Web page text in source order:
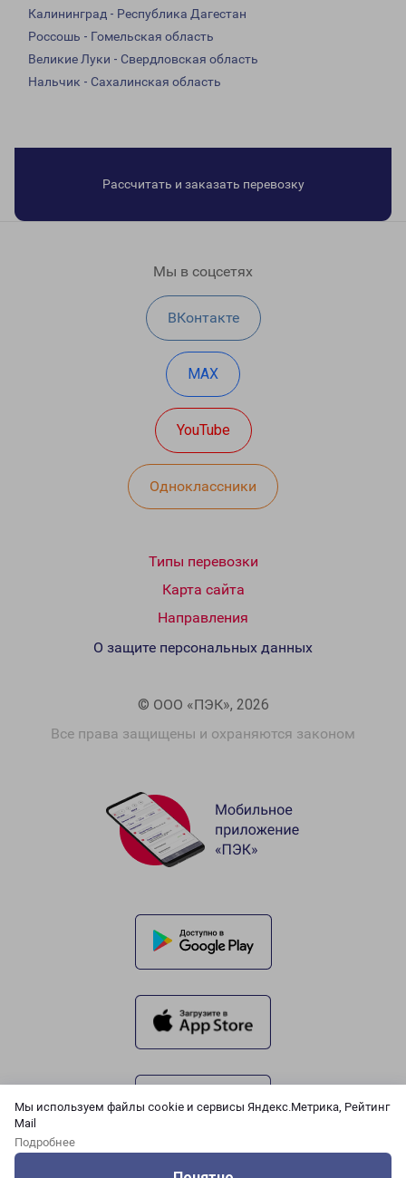
Мы используем файлы cookie и сервисы Яндекс.Метрика, Рейтинг
Mail
Подробнее
Калининград - Республика Дагестан
Россошь - Гомельская область
Великие Луки - Свердловская область
Нальчик - Сахалинская область
Рассчитать и заказать перевозку
Мы в соцсетях
ВКонтакте
MAX
YouTube
Одноклассники
Типы перевозки
Карта сайта
Направления
© ООО «ПЭК», 2026
Все права защищены и охраняются законом
О защите персональных данных